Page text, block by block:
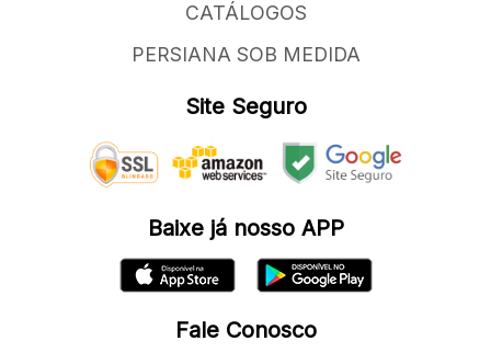
CATÁLOGOS
PERSIANA SOB MEDIDA
Site Seguro
Baixe já nosso APP
Fale Conosco